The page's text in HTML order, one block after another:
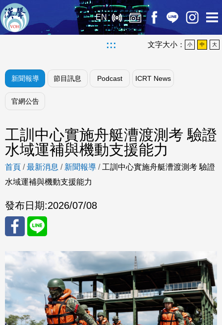
EN
::: 文字大小： 小 中 大
新聞報導 節目訊息 Podcast ICRT News
官網公告
工訓中心實施舟艇漕渡測考 驗證
水域運補與機動支援能力
首頁 /最新消息 / 新聞報導 / 工訓中心實施舟艇漕渡測考 驗證
水域運補與機動支援能力
發布日期:2026/07/08
分享
至
Fac
eBo
分享
至
Line